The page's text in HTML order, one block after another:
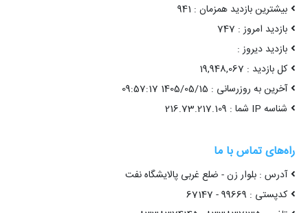
بیشترین بازدید همزمان : 941
بازدید امروز : 747
بازدید دیروز :
کل بازدید : 19,948,067
آخرین به روزرسانی : 1405/05/15 09:57:17
شناسه IP شما : 216.73.217.109
راه‌های تماس با ما
آدرس : بلوار زن - ضلع غربی پالایشگاه نفت
کدپستی : 99669 - 67147